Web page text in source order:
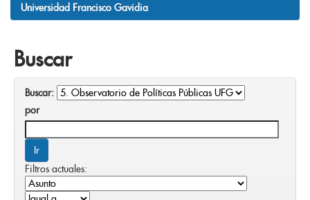
Universidad Francisco Gavidia
Buscar
Buscar:
por
Filtros actuales: